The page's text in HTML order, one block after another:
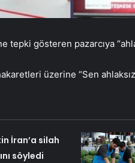
gösteren pazarcıya
üzerine “Sen
İran’a silah
söyledi